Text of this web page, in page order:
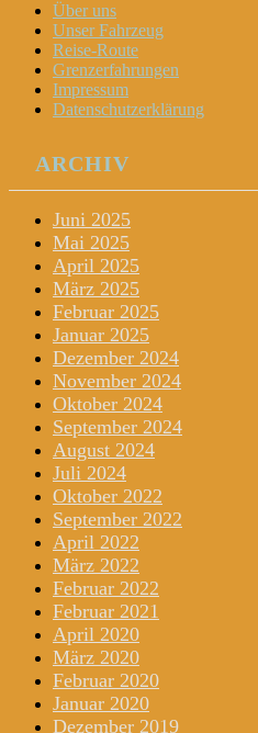
Über uns
Unser Fahrzeug
Reise-Route
Grenzerfahrungen
Impressum
Datenschutzerklärung
ARCHIV
Juni 2025
Mai 2025
April 2025
März 2025
Februar 2025
Januar 2025
Dezember 2024
November 2024
Oktober 2024
September 2024
August 2024
Juli 2024
Oktober 2022
September 2022
April 2022
März 2022
Februar 2022
Februar 2021
April 2020
März 2020
Februar 2020
Januar 2020
Dezember 2019